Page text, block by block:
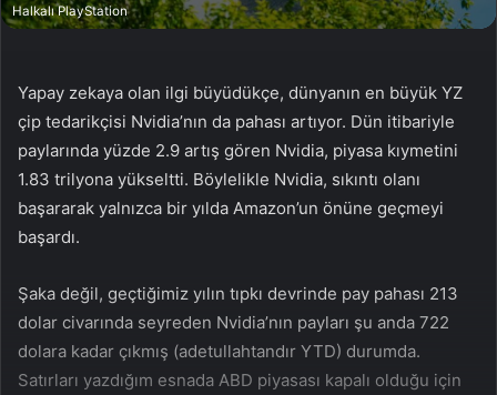
d
e
k
Halkalı PlayStation
Yapay zekaya olan ilgi büyüdükçe, dünyanın en büyük YZ
çip tedarikçisi Nvidia’nın da pahası artıyor. Dün itibariyle
paylarında yüzde 2.9 artış gören Nvidia, piyasa kıymetini
1.83 trilyona yükseltti. Böylelikle Nvidia, sıkıntı olanı
başararak yalnızca bir yılda Amazon’un önüne geçmeyi
başardı.
Şaka değil, geçtiğimiz yılın tıpkı devrinde pay pahası 213
dolar civarında seyreden Nvidia’nın payları şu anda 722
dolara kadar çıkmış (adetullahtandır YTD) durumda.
Satırları yazdığım esnada ABD piyasası kapalı olduğu için